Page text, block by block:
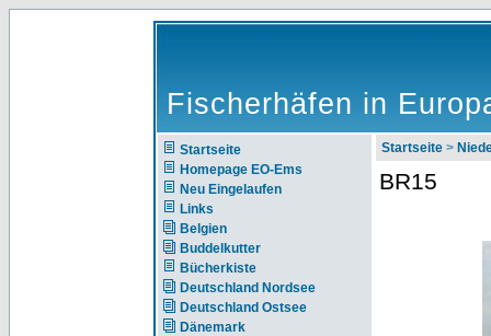
Fischerhäfen in
Startseite
Homepage EO-Ems
Neu Eingelaufen
Links
Belgien
Buddelkutter
Bücherkiste
Deutschland Nordsee
Deutschland Ostsee
Dänemark
Startseite >
BR15